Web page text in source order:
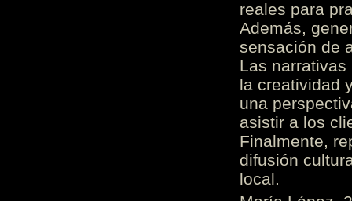
reales para
Además,
sensación de
Las
la creatividad
una
asistir a los
Finalmente,
difusión
local.